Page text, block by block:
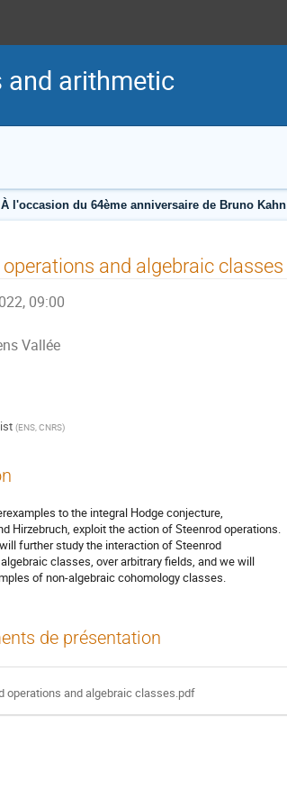
arithmetic
À l'occasion du 64ème anniversaire de Bruno Kahn
operations and algebraic classes
09:00
Vallée
(ENS, CNRS)
to the integral Hodge conjecture,
Hirzebruch, exploit the action of Steenrod operations.
further study the interaction of Steenrod
classes, over arbitrary fields, and we will
of non-algebraic cohomology classes.
de présentation
operations and algebraic classes.pdf